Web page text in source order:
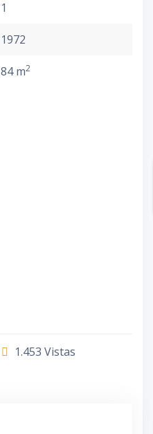
1
1972
84 m2
1.453 Vistas